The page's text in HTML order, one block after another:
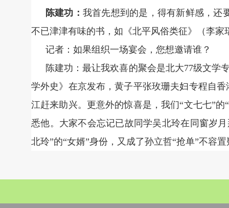
陈建功： 我首先想到的是，得有新鲜感，还
不已津津有味的书，如《北平风俗类征》（李家
记者：如果组织一场宴会，您想邀请谁？
陈建功：最让我欢喜的聚会是北大77级文学
学外史》在京发布，黄子平张玫珊夫妇专程自
江赶来助兴。更意外的惊喜是，我们“文七七”
悉他。大家不会忘记已故同学吴北玲在同窗岁
北玲”的“女婿”身份，又成了孙立哲“抢单”不容